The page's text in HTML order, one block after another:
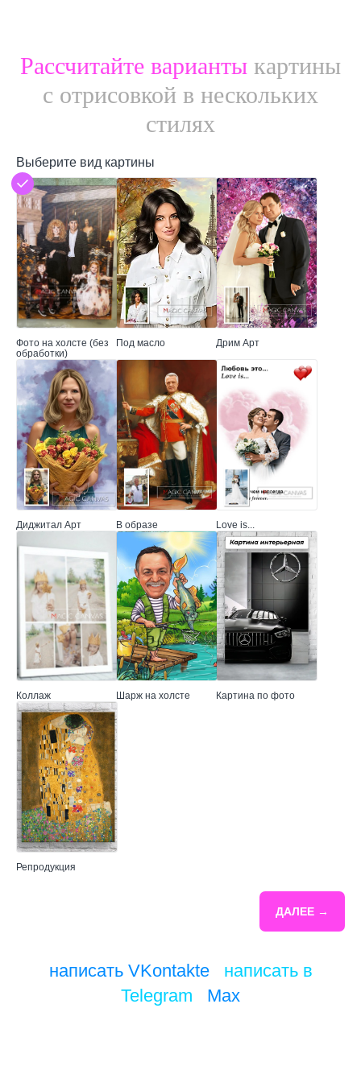
Рассчитайте варианты картины
с отрисовкой в нескольких
стилях
Выберите вид картины
Фото на холсте (без
обработки)
Под масло Дрим Арт
Диджитал Арт В образе Love is...
Коллаж Шарж на холсте Картина по фото
Репродукция
ДАЛЕЕ →
написать VKontakte/ написать в
Telegram
Max